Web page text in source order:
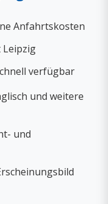
Anfahrtskosten
verfügbar
und weitere
und